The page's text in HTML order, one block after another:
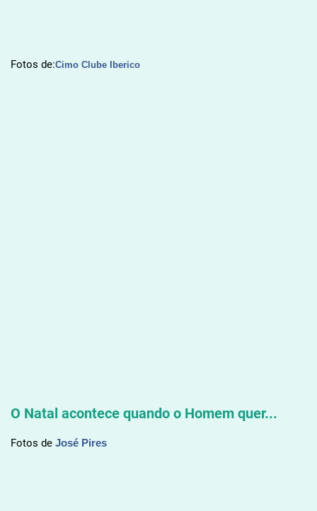
Fotos de:Cimo Clube Iberico
O Natal acontece quando o Homem quer...
Fotos de José Pires